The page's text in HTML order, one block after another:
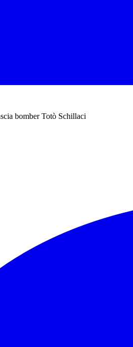
bomber Totò Schillaci